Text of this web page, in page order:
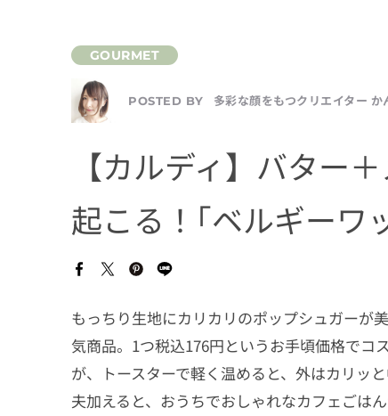
POSTED BY 多彩な顔をもつクリエイター
【カルディ】バター
起こる！｢ベルギーワ
もっちり生地にカリカリのポップシュガーが
気商品。1つ税込176円というお手頃価格でコ
が、トースターで軽く温めると、外はカリッ
夫加えると、おうちでおしゃれなカフェごは